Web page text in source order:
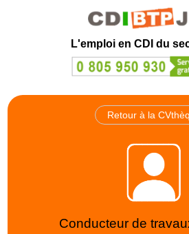
L'emploi en CDI du
Retour à la
Conducteur de